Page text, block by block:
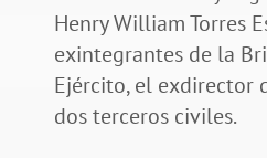
Henry William Torres
exintegrantes de la
Ejército, el exdirector
dos terceros civiles.